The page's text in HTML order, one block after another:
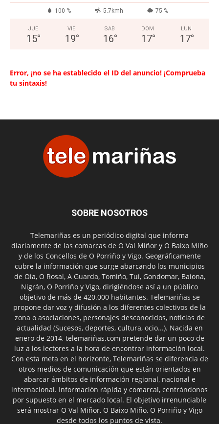
100 % 5.7kmh 75 %
JUE
15°
VIE
19°
SAB
16°
DOM
17°
LUN
17°
Error, ¡no se ha establecido el ID del anuncio! ¡Comprueba
tu sintaxis!
SOBRE NOSOTROS
Telemariñas es un periódico digital que informa
diariamente de las comarcas de O Val Miñor y O Baixo Miño
y de los Concellos de O Porriño y Vigo. Geográficamente
cubre la información que surge abarcando los municipios
de Oia, O Rosal, A Guarda, Tomiño, Tui, Gondomar, Baiona,
Nigrán, O Porriño y Vigo, dirigiéndose así a un público
objetivo de más de 420.000 habitantes. Telemariñas se
propone dar voz y difusión a los diferentes colectivos de la
zona o asociaciones, personajes desconocidos, noticias de
actualidad (Sucesos, deportes, cultura, ocio...). Nacida en
enero de 2014, telemariñas.com pretende dar un poco de
luz a los lectores a la hora de encontrar información local.
Con esta meta en el horizonte, Telemariñas se diferencia de
otros medios de comunicación que están orientados en
abarcar ámbitos de información regional, nacional e
internacional. Información rápida y comarcal, centrándonos
por supuesto en el mercado local. El objetivo irrenunciable
será mostrar O Val Miñor, O Baixo Miño, O Porriño y Vigo
desde todos los puntos de vista.